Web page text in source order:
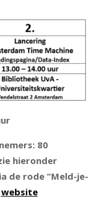
80
hieronder
de rode “Meld-je-
website